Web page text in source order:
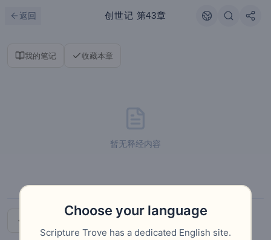
返回 创世记 第43章
我的笔记 收藏本章
暂无释经内容
Choose your language
Scripture Trove has a dedicated English site.